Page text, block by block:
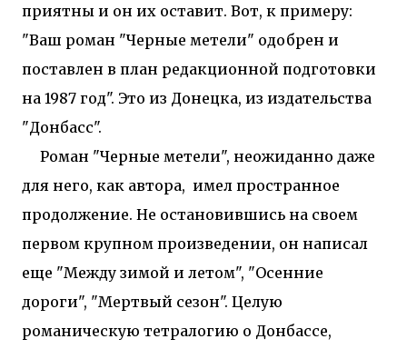
приятны и он их оставит. Вот, к примеру:
"Ваш роман "Черные метели" одобрен и
поставлен в план редакционной подготовки
на 1987 год". Это из Донецка, из издательства
"Донбасс".
Роман "Черные метели", неожиданно даже
для него, как автора, имел пространное
продолжение. Не остановившись на своем
первом крупном произведении, он написал
еще "Между зимой и летом", "Осенние
дороги", "Мертвый сезон". Целую
романическую тетралогию о Донбассе,